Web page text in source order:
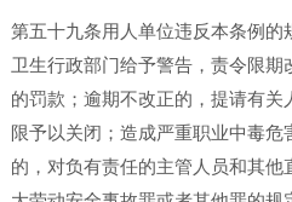
第五十九条用人单位违反本条例的
卫生行政部门给予警告，责令限
的罚款；逾期不改正的，提请有
限予以关闭；造成严重职业中毒
的，对负有责任的主管人员和其